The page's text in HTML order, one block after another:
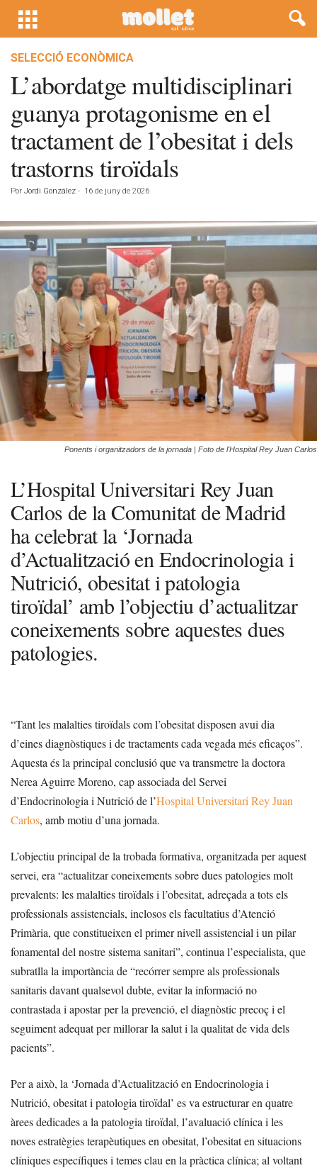
SELECCIÓ ECONÒMICA
L’abordatge multidisciplinari
guanya protagonisme en el
tractament de l’obesitat i dels
trastorns tiroïdals
Por Jordi González - 16 de juny de 2026
Ponents i organitzadors de la jornada | Foto de l'Hospital Rey Juan Carlos
L’Hospital Universitari Rey Juan
Carlos de la Comunitat de Madrid
ha celebrat la ‘Jornada
d’Actualització en Endocrinologia i
Nutrició, obesitat i patologia
tiroïdal’ amb l’objectiu d’actualitzar
coneixements sobre aquestes dues
patologies.
“Tant les malalties tiroïdals com l’obesitat disposen avui dia
d’eines diagnòstiques i de tractaments cada vegada més eficaços”.
Aquesta és la principal conclusió que va transmetre la doctora
Nerea Aguirre Moreno, cap associada del Servei
d’Endocrinologia i Nutrició de l’Hospital Universitari Rey Juan
Carlos, amb motiu d’una jornada.
L’objectiu principal de la trobada formativa, organitzada per aquest
servei, era “actualitzar coneixements sobre dues patologies molt
prevalents: les malalties tiroïdals i l’obesitat, adreçada a tots els
professionals assistencials, inclosos els facultatius d’Atenció
Primària, que constitueixen el primer nivell assistencial i un pilar
fonamental del nostre sistema sanitari”, continua l’especialista, que
subratlla la importància de “recórrer sempre als professionals
sanitaris davant qualsevol dubte, evitar la informació no
contrastada i apostar per la prevenció, el diagnòstic precoç i el
seguiment adequat per millorar la salut i la qualitat de vida dels
pacients”.
Per a això, la ‘Jornada d’Actualització en Endocrinologia i
Nutrició, obesitat i patologia tiroïdal’ es va estructurar en quatre
àrees dedicades a la patologia tiroïdal, l’avaluació clínica i les
noves estratègies terapèutiques en obesitat, l’obesitat en situacions
clíniques específiques i temes clau en la pràctica clínica; al voltant